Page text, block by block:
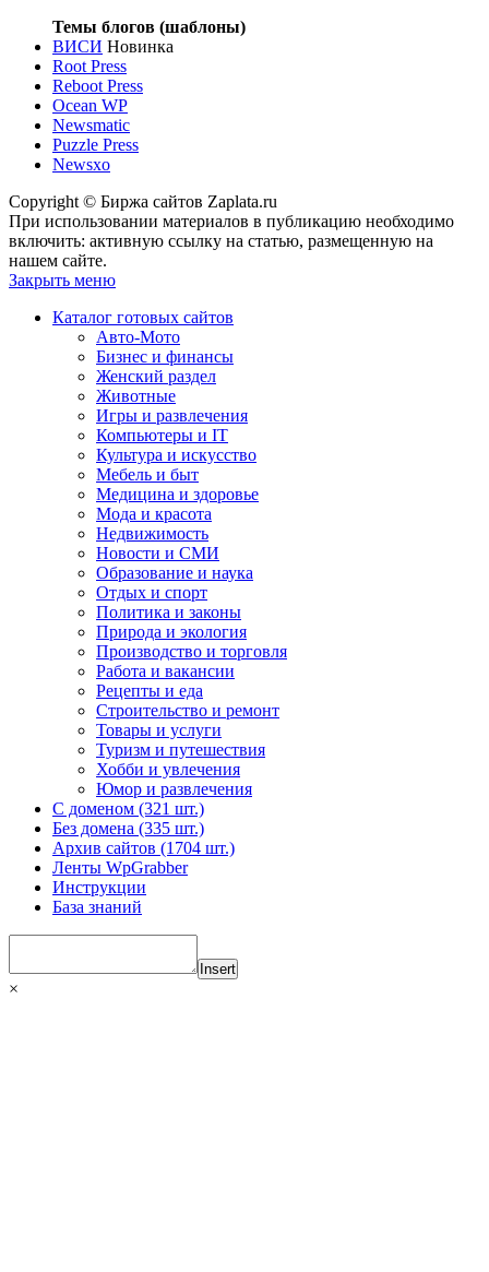
Темы блогов (шаблоны)
ВИСИ Новинка
Root Press
Reboot Press
Ocean WP
Newsmatic
Puzzle Press
Newsxo
Copyright © Биржа сайтов Zaplata.ru
При использовании материалов в публикацию необходимо
включить: активную ссылку на статью, размещенную на
нашем сайте.
Закрыть меню
Каталог готовых сайтов
Авто-Мото
Бизнес и финансы
Женский раздел
Животные
Игры и развлечения
Компьютеры и IT
Культура и искусство
Мебель и быт
Медицина и здоровье
Мода и красота
Недвижимость
Новости и СМИ
Образование и наука
Отдых и спорт
Политика и законы
Природа и экология
Производство и торговля
Работа и вакансии
Рецепты и еда
Строительство и ремонт
Товары и услуги
Туризм и путешествия
Хобби и увлечения
Юмор и развлечения
С доменом (321 шт.)
Без домена (335 шт.)
Архив сайтов (1704 шт.)
Ленты WpGrabber
Инструкции
База знаний
Insert
×